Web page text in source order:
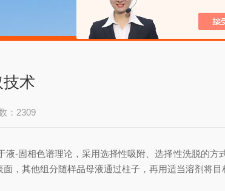
术
：2309
液-固相色谱理论，采用选择性吸附、选择性洗脱的
，其他组分随样品母液通过柱子，再用适当溶剂将目